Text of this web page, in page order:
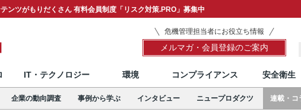
ンツがもりだくさん 有料会員制度「リスク対策.PRO」募集中
危機管理担当者にお役立ち情報
メルマガ・会員登録のご案内
IT・テクノロジー 環境 コンプライアンス 安全衛生
企業の動向調査 事例から学ぶ インタビュー ニュープロダクツ 連載・コ